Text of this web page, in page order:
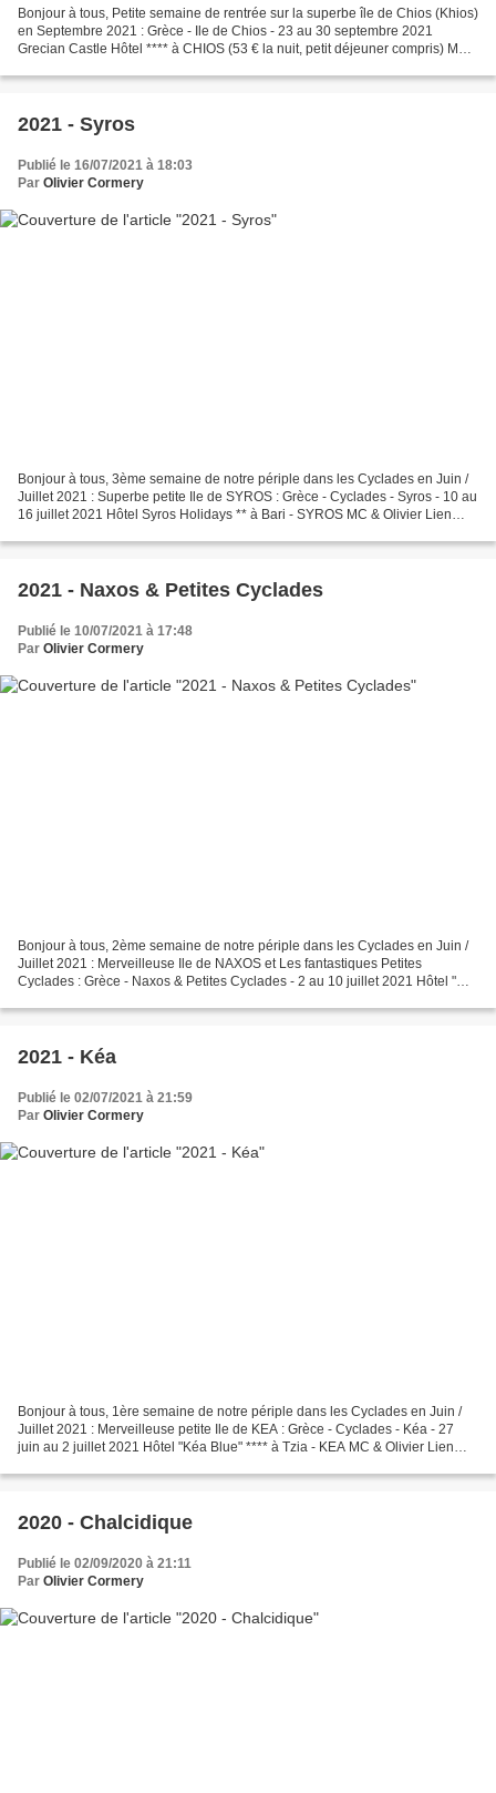
Bonjour à tous, Petite semaine de rentrée sur la superbe île de Chios (Khios)
en Septembre 2021 : Grèce - Ile de Chios - 23 au 30 septembre 2021
Grecian Castle Hôtel **** à CHIOS (53 € la nuit, petit déjeuner compris) MC
2021 - Syros
Publié le 16/07/2021 à 18:03
Par Olivier Cormery
Bonjour à tous, 3ème semaine de notre périple dans les Cyclades en Juin /
Juillet 2021 : Superbe petite Ile de SYROS : Grèce - Cyclades - Syros - 10 au
16 juillet 2021 Hôtel Syros Holidays ** à Bari - SYROS MC & Olivier Lien
2021 - Naxos & Petites Cyclades
Publié le 10/07/2021 à 17:48
Par Olivier Cormery
Bonjour à tous, 2ème semaine de notre périple dans les Cyclades en Juin /
Juillet 2021 : Merveilleuse Ile de NAXOS et Les fantastiques Petites
Cyclades : Grèce - Naxos & Petites Cyclades - 2 au 10 juillet 2021 Hôtel "
2021 - Kéa
Publié le 02/07/2021 à 21:59
Par Olivier Cormery
Bonjour à tous, 1ère semaine de notre périple dans les Cyclades en Juin /
Juillet 2021 : Merveilleuse petite Ile de KEA : Grèce - Cyclades - Kéa - 27
juin au 2 juillet 2021 Hôtel "Kéa Blue" **** à Tzia - KEA MC & Olivier Lien
2020 - Chalcidique
Publié le 02/09/2020 à 21:11
Par Olivier Cormery